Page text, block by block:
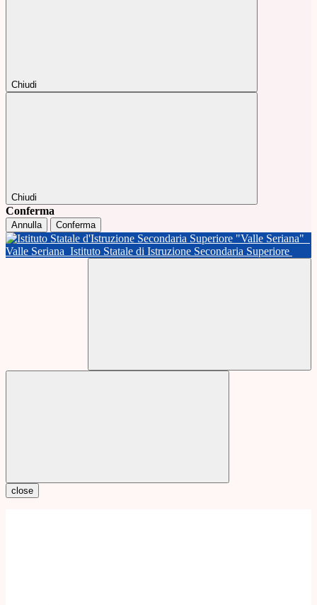
Chiudi
Chiudi
Conferma
Annulla Conferma
Valle Seriana Istituto Statale di Istruzione Secondaria Superiore
close